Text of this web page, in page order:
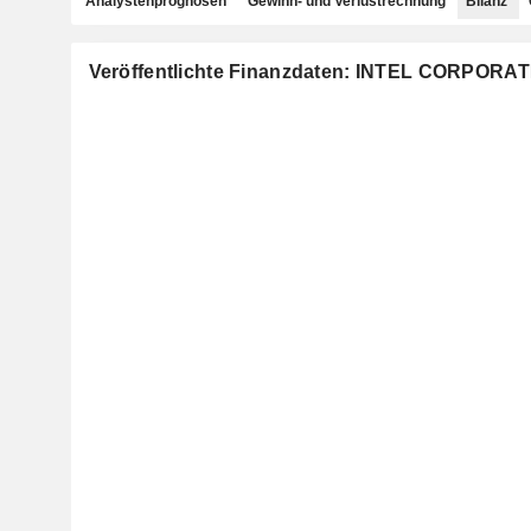
Veröffentlichte Finanzdaten: INTEL